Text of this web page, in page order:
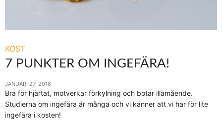
KOST
7 PUNKTER OM INGEFÄRA!
JANUARI 27, 2016
Bra för hjärtat, motverkar förkylning och botar illamående.
Studierna om ingefära är många och vi känner att vi har för lite
ingefära i kosten!